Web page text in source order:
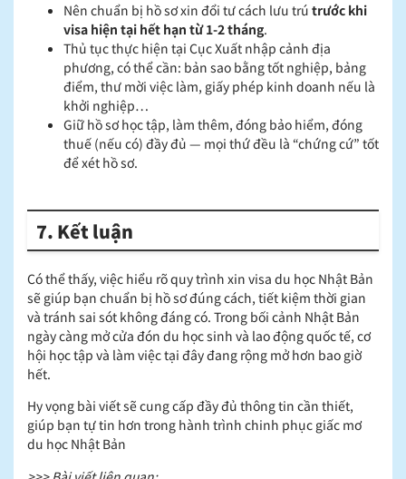
Nên chuẩn bị hồ sơ xin đổi tư cách lưu trú trước khi
visa hiện tại hết hạn từ 1-2 tháng.
Thủ tục thực hiện tại Cục Xuất nhập cảnh địa
phương, có thể cần: bản sao bằng tốt nghiệp, bảng
điểm, thư mời việc làm, giấy phép kinh doanh nếu là
khởi nghiệp…
Giữ hồ sơ học tập, làm thêm, đóng bảo hiểm, đóng
thuế (nếu có) đầy đủ — mọi thứ đều là “chứng cứ” tốt
để xét hồ sơ.
7. Kết luận
Có thể thấy, việc hiểu rõ quy trình xin visa du học Nhật Bản
sẽ giúp bạn chuẩn bị hồ sơ đúng cách, tiết kiệm thời gian
và tránh sai sót không đáng có. Trong bối cảnh Nhật Bản
ngày càng mở cửa đón du học sinh và lao động quốc tế, cơ
hội học tập và làm việc tại đây đang rộng mở hơn bao giờ
hết.
Hy vọng bài viết sẽ cung cấp đầy đủ thông tin cần thiết,
giúp bạn tự tin hơn trong hành trình chinh phục giấc mơ
du học Nhật Bản